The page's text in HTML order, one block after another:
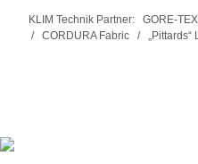
KLIM Technik Partner: GORE-
/ CORDURA Fabric /